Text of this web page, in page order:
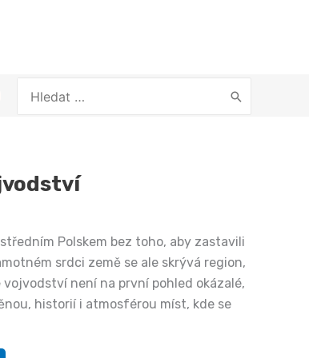
for:
Polskem bez toho, aby zastavili
srdci země se ale skrývá region,
není na první pohled okázalé,
historií i atmosférou míst, kde se